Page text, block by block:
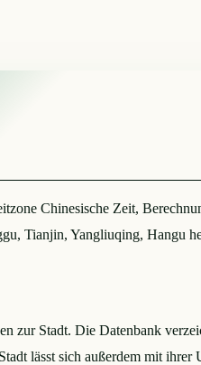
Chinesische Zeit,
Tianjin, Yangliuqing, Hangu
Stadt. Die Datenbank
lässt sich außerdem mit